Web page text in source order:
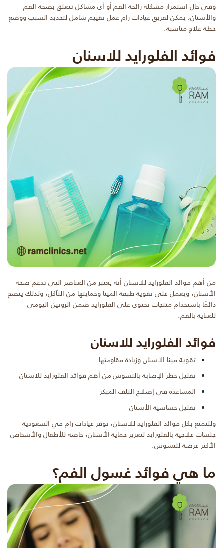
وفي حال استمرار مشكلة رائحة الفم أو أي مشاكل تتعلق بصحة الفم
والأسنان، يمكن لفريق عيادات رام عمل تقييم شامل لتحديد السبب ووضع
خطة علاج مناسبة.
فوائد الفلورايد للاسنان
من أهم فوائد الفلورايد للاسنان أنه يعتبر من العناصر التي تدعم صحة
الأسنان، ويعمل على تقوية طبقة المينا وحمايتها من التآكل، ولذلك ينصح
دائمًا باستخدام منتجات تحتوي على الفلورايد ضمن الروتين اليومي
للعناية بالفم.
فوائد الفلورايد للاسنان
تقوية مينا الأسنان وزيادة مقاومتها
تقليل خطر الإصابة بالتسوس من أهم فوائد الفلورايد للاسنان
المساعدة في إصلاح التلف المبكر
تقليل حساسية الأسنان
وللتمتع بكل فوائد الفلورايد للاسنان، توفر عيادات رام في السعودية
جلسات علاجية بالفلورايد لتعزيز حماية الأسنان، خاصة للأطفال والأشخاص
الأكثر عرضة للتسوس.
ما هي فوائد غسول الفم؟